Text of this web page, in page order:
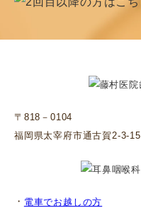
〒818－0104
福岡県太宰府市通古賀2-3-15
・ 電車でお越しの方